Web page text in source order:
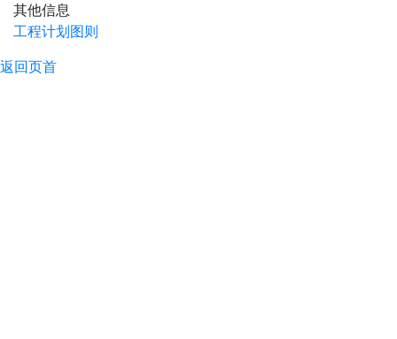
其他信息
工程计划图则
返回页首